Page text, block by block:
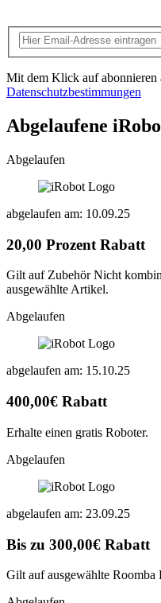
Mit dem Klick auf abonnieren
Datenschutzbestimmungen
Abgelaufene
Abgelaufen
abgelaufen am: 10.09.25
20,00 Prozent Rabatt
Gilt auf Zubehör Nicht
ausgewählte Artikel.
Abgelaufen
abgelaufen am: 15.10.25
400,00€ Rabatt
Erhalte einen gratis Roboter.
Abgelaufen
abgelaufen am: 23.09.25
Bis zu 300,00€ Rabatt
Gilt auf ausgewählte Roomba